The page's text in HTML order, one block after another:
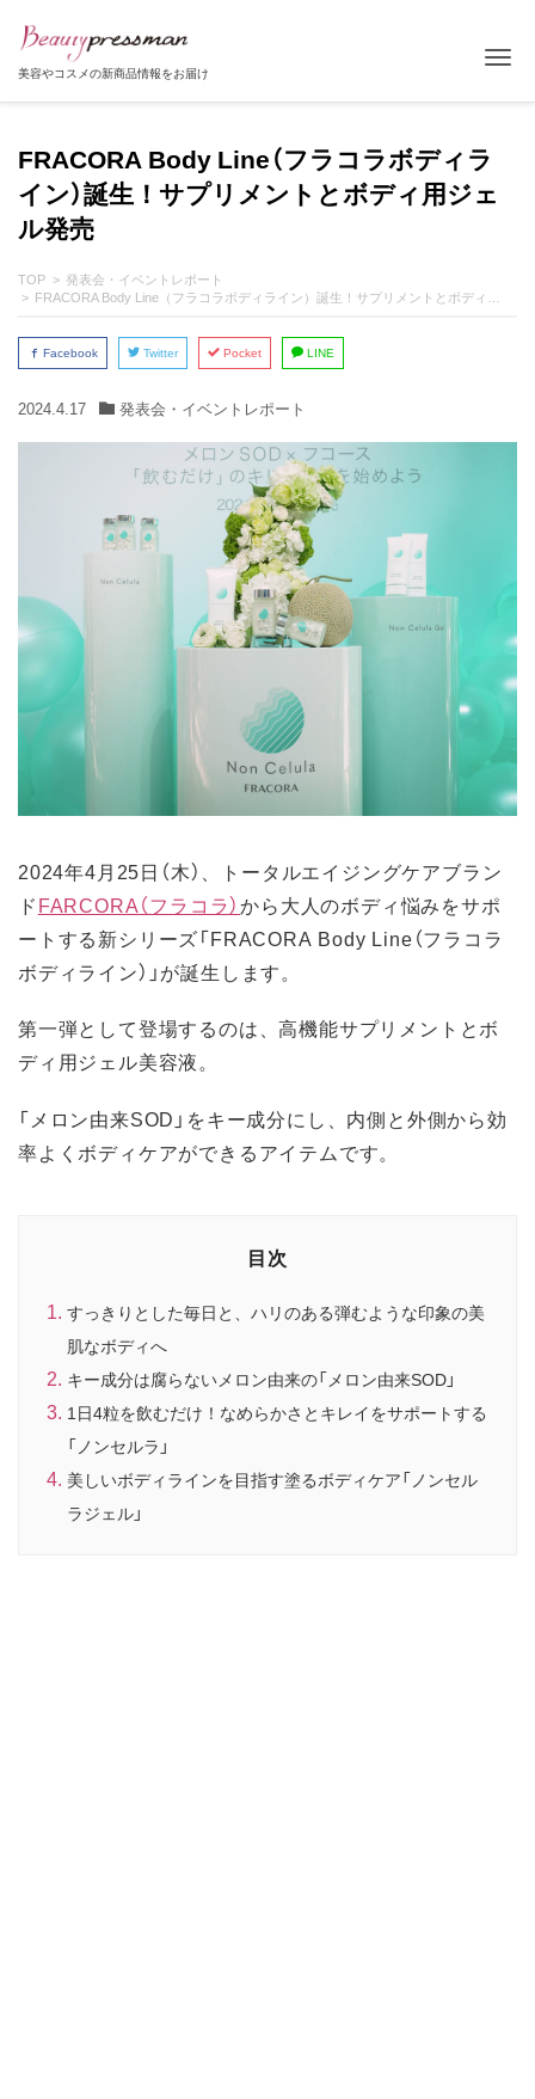
美容やコスメの新商品情報をお届け
FRACORA Body Line（フラコラボディラ
イン）誕生！サプリメントとボディ用ジェ
ル発売
TOP
発表会・イベントレポート
FRACORA Body Line（フラコラボディライン）誕生！サプリメントとボディ用ジェル発売
Facebook Twitter Pocket LINE
2024.4.17 発表会・イベントレポート
2024年4月25日（木）、トータルエイジングケアブラン
ドFARCORA（フラコラ）から大人のボディ悩みをサポ
ートする新シリーズ「FRACORA Body Line（フラコラ
ボディライン）」が誕生します。
第一弾として登場するのは、高機能サプリメントとボ
ディ用ジェル美容液。
「メロン由来SOD」をキー成分にし、内側と外側から効
率よくボディケアができるアイテムです。
目次
すっきりとした毎日と、ハリのある弾むような印象の美
肌なボディへ
キー成分は腐らないメロン由来の「メロン由来SOD」
1日4粒を飲むだけ！なめらかさとキレイをサポートする
「ノンセルラ」
美しいボディラインを目指す塗るボディケア「ノンセル
ラジェル」